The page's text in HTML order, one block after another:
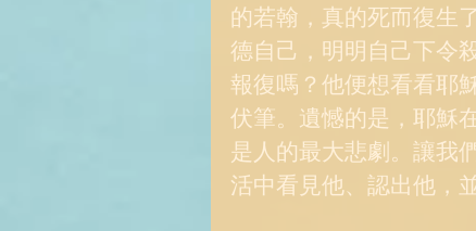
的若翰，真的死而復生
德自己，明明自己下令
報復嗎？他便想看看耶
伏筆。遺憾的是，耶穌
是人的最大悲劇。讓我
活中看見他、認出他，